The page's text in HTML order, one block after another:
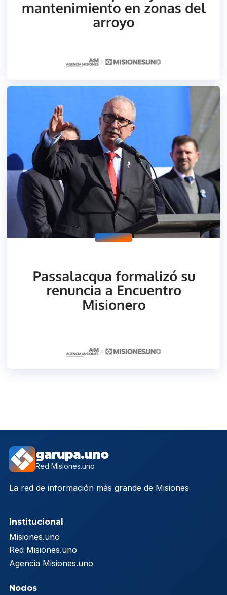
garupa.uno
Red Misiones.uno
La red de información más grande de Misiones
Institucional
Misiones.uno
Red Misiones.uno
Agencia Misiones.uno
Nodos